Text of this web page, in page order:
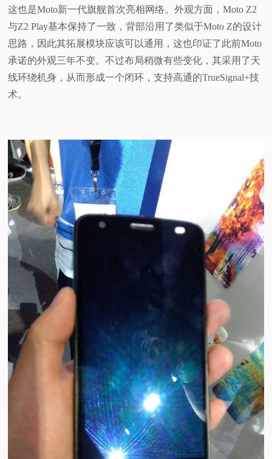
这也是Moto新一代旗舰首次亮相网络。外观方面，Moto Z2
与Z2 Play基本保持了一致，背部沿用了类似于Moto Z的设计
思路，因此其拓展模块应该可以通用，这也印证了此前Moto
承诺的外观三年不变。不过布局稍微有些变化，其采用了天
线环绕机身，从而形成一个闭环，支持高通的TrueSignal+技
术。